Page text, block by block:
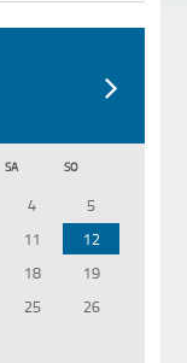
SA SO
4
5
11
12
18
19
25
26